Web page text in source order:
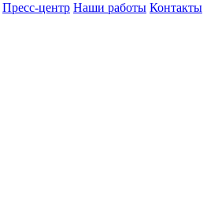
Пресс-центр Наши работы Контакты